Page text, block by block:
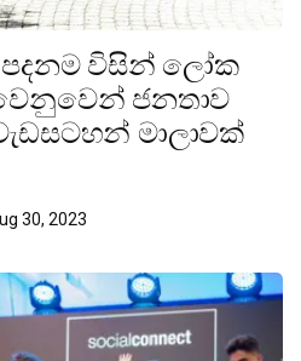
පදනම විසින් ලෝක
ජනතාව
මාලාවක්
30, 2023